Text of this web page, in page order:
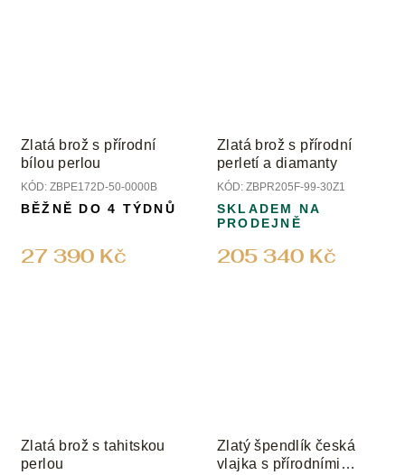
Zlatá brož s přírodní
bílou perlou
KÓD: ZBPE172D-50-0000B
27 390 Kč
BĚŽNĚ DO 4 TÝDNŮ
Zlatá brož s přírodní
perletí a diamanty
KÓD: ZBPR205F-99-30Z1
205 340 Kč
SKLADEM NA
PRODEJNĚ
Zlatá brož s tahitskou
perlou
Zlatý špendlík česká
vlajka s přírodními